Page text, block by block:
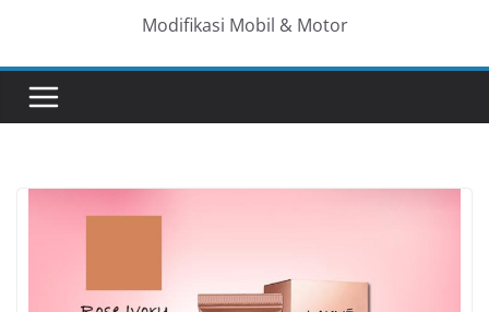
Modifikasi Mobil & Motor